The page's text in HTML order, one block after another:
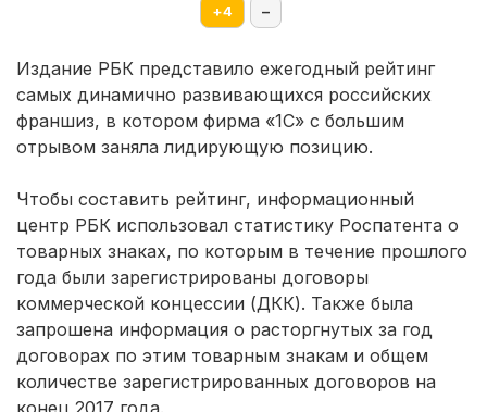
+4 –
Издание РБК представило ежегодный рейтинг
самых динамично развивающихся российских
франшиз, в котором фирма «1С» с большим
отрывом заняла лидирующую позицию.
Чтобы составить рейтинг, информационный
центр РБК использовал статистику Роспатента о
товарных знаках, по которым в течение прошлого
года были зарегистрированы договоры
коммерческой концессии (ДКК). Также была
запрошена информация о расторгнутых за год
договорах по этим товарным знакам и общем
количестве зарегистрированных договоров на
конец 2017 года.